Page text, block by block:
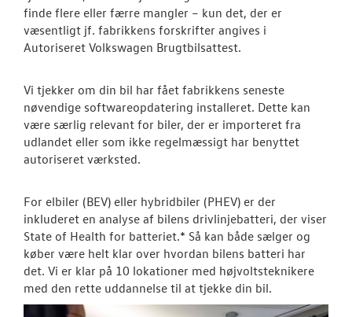
TILBEHØR
NYHEDER
OM OS
finde flere eller færre mangler – kun det, der er
væsentligt jf. fabrikkens forskrifter angives i
Autoriseret Volkswagen Brugtbilsattest.
Vi tjekker om din bil har fået fabrikkens seneste
nøvendige softwareopdatering installeret. Dette kan
være særlig relevant for biler, der er importeret fra
udlandet eller som ikke regelmæssigt har benyttet
autoriseret værksted.
For elbiler (BEV) eller hybridbiler (PHEV) er der
inkluderet en analyse af bilens drivlinjebatteri, der viser
State of Health for batteriet.* Så kan både sælger og
køber være helt klar over hvordan bilens batteri har
det. Vi er klar på 10 lokationer med højvoltsteknikere
med den rette uddannelse til at tjekke din bil.